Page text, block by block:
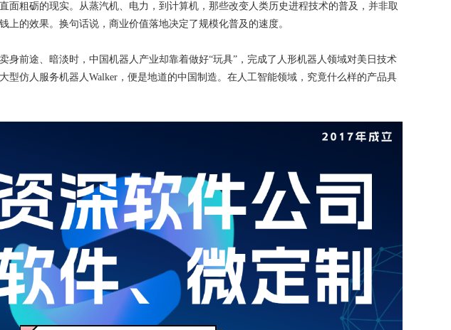
面粗砺的现实。从蒸汽机、电力，到计算机，那些改变人类历史进程技术的普及，并非取
上的效果。换句话说，商业价值落地决定了规模化普及的速度。
身前途、暗淡时，中国机器人产业却靠着做好“玩具”，完成了人形机器人领域对美日技术
型仿人服务机器人Walker，便是地道的中国制造。在人工智能领域，究竟什么样的产品具